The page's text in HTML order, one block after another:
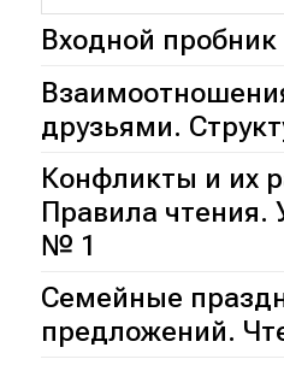
Входной пробник
друзьями.
Конфликты и их
Правила чтения.
№ 1
Семейные
предложений.